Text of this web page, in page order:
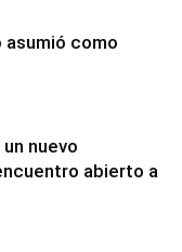
como
nuevo
abierto a